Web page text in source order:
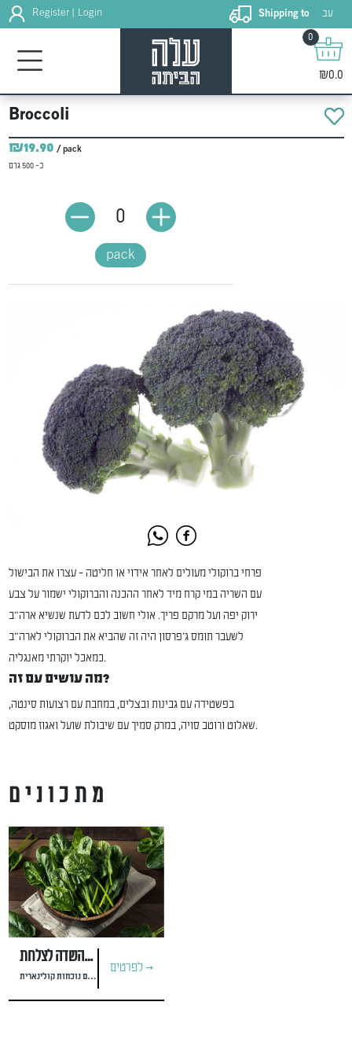
Register Login Shipping to
עב
0
₪0.0
Broccoli
₪19.90 / pack
כ- 500 גרם
pack
0
פרחי ברוקולי מעולים לאחר אידוי או חליטה - עצרו את הבישול
עם השריה במי קרח מיד לאחר ההכנה והברוקולי ישמור על צבע
ירוק יפה ועל מרקם פריך. אולי חשוב לכם לדעת שנשיא ארה"ב
לשעבר תומס ג'פרסון היה זה שהביא את הברוקולי לארה"ב
כמאכל יוקרתי מאנגליה.
מה עושים עם זה?
בפשטידה עם גבינות ובצלים, במחבת עם רצועות סינטה,
שאלוט ורוטב סויה, במרק סמיך עם שיבולת שועל ואגוז מוסקט.
מתכונים
חלבון מהשדה לצלחת
ירקות עשירים בחלבון עם נוכחות קולינארית
לפרטים >